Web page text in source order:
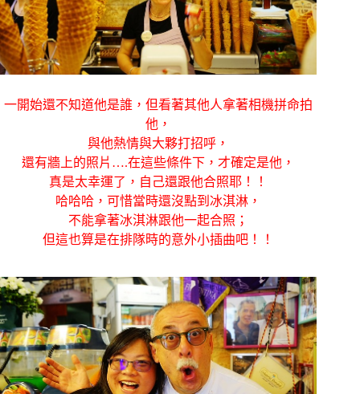
一開始還不知道他是誰，但看著其他人拿著相機拼命拍
他，
與他熱情與大夥打招呼，
還有牆上的照片….在這些條件下，才確定是他，
真是太幸運了，自己還跟他合照耶！！
哈哈哈，可惜當時還沒點到冰淇淋，
不能拿著冰淇淋跟他一起合照；
但這也算是在排隊時的意外小插曲吧！！